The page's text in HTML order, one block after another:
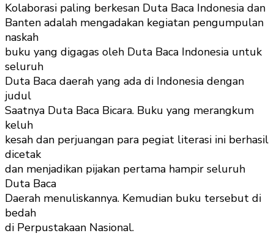
Kolaborasi paling berkesan Duta Baca Indonesia dan
Banten adalah mengadakan kegiatan pengumpulan
naskah
buku yang digagas oleh Duta Baca Indonesia untuk
seluruh
Duta Baca daerah yang ada di Indonesia dengan
judul
Saatnya Duta Baca Bicara. Buku yang merangkum
keluh
kesah dan perjuangan para pegiat literasi ini berhasil
dicetak
dan menjadikan pijakan pertama hampir seluruh
Duta Baca
Daerah menuliskannya. Kemudian buku tersebut di
bedah
di Perpustakaan Nasional.